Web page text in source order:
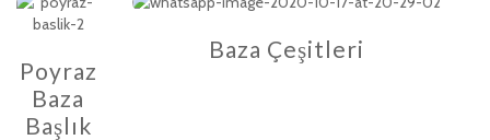
Baza Çeşitleri
Poyraz
Baza
Başlık